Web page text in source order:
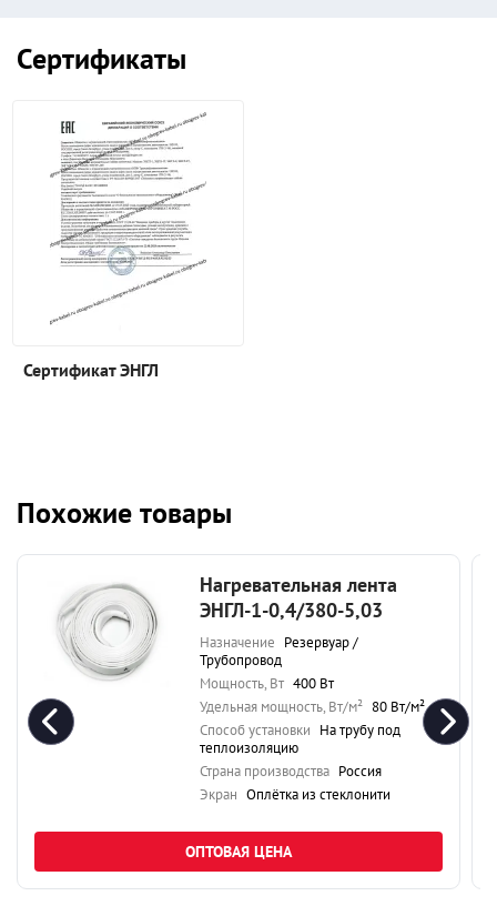
Сертификаты
Сертификат ЭНГЛ
Похожие товары
Нагревательная лента
ЭНГЛ-1-0,4/380-5,03
Назначение Резервуар /
Трубопровод
Мощность, Вт 400 Вт
Удельная мощность, Вт/м² 80 Вт/м²
Способ установки На трубу под
теплоизоляцию
Страна производства Россия
Экран Оплётка из стеклонити
ОПТОВАЯ ЦЕНА